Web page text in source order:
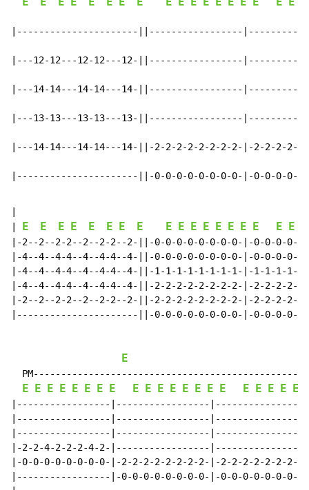
|----------------------||-----------------
|---12-12---12-12---12-||-----------------
|---14-14---14-14---14-||-----------------
|---13-13---13-13---13-||-----------------
|---14-14---14-14---14-||-2-2-2-2-2-2-2-2-|-2-2-2-2-
|----------------------||-0-0-0-0-0-0-0-0-|-0-0-0-
E E E E E E E E E E E E E E E E E E
|-2--2--2-2--2--2-2--2-||-0-0-0-0-0-0-0-0-|-0-0-0-0-
|-4--4--4-4--4--4-4--4-||-0-0-0-0-0-0-0-0-|-0-0-0-0-
|-4--4--4-4--4--4-4--4-||-1-1-1-1-1-1-1-1-|-1-1-1-1-
|-4--4--4-4--4--4-4--4-||-2-2-2-2-2-2-2-2-|-2-2-2-2-
|-2--2--2-2--2--2-2--2-||-2-2-2-2-2-2-2-2-|-2-2-2-2-
|----------------------||-0-0-0-0-0-0-0-0-|-0-0-0-
E
E E E E E E E E E E E E E E E E E E E E E
|-----------------|-----------------
|-----------------|-----------------
|-----------------|-----------------
|-2-2-4-2-2-2-4-2-|-----------------|-----------------
|-0-0-0-0-0-0-0-0-|-2-2-2-2-2-2-2-2-|-2-2-2-2-2-2-2-
|-----------------|-0-0-0-0-0-0-0-0-|-0-0-0-0-0-0-